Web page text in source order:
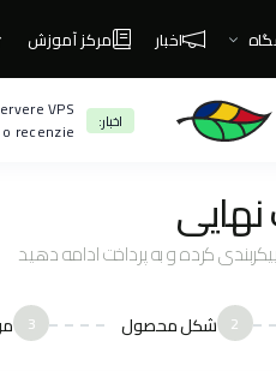
اخبار:
VPS!
recenzie!
اخبار مرکز آموزش
نهایی
کرده و به پرداخت ادامه دهید
2 شکل محصول 3